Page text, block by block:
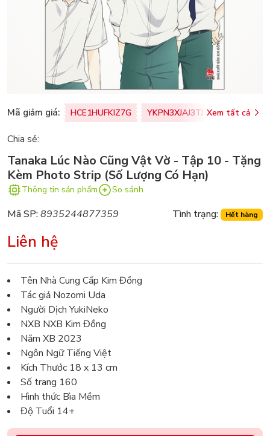
Mã giảm giá: HCE1HUFKIZ7G YKPN3XJAJ3TJ Xem tất cả
Chia sẻ:
Tanaka Lúc Nào Cũng Vật Vờ - Tập 10 - Tặng
Kèm Photo Strip (Số Lượng Có Hạn)
Thông tin sản phẩm So sánh
Mã SP:8935244877359 Tình trạng: Hết hàng
Liên hệ
Tên Nhà Cung Cấp Kim Đồng
Tác giả Nozomi Uda
Người Dịch YukiNeko
NXB NXB Kim Đồng
Năm XB 2023
Ngôn Ngữ Tiếng Việt
Kích Thước 18 x 13 cm
Số trang 160
Hình thức Bìa Mềm
Độ Tuổi 14+